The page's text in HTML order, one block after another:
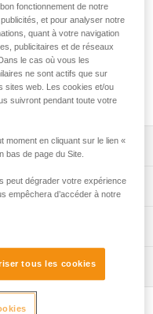
LIQUID favorise
prises en escalade.
la transpiration des
d'efficacité, la
peut être utilisée en
le rocher ou en salle
POWER CRUNCH
liquide
fonctionnement de notre
et pour analyser notre
quant à votre navigation
publicitaires et de réseaux
le cas où vous les
ne sont actifs que sur
sites web. Les cookies et/ou
suivront pendant toute votre
moment en cliquant sur le lien «
bas de page du Site.
peut dégrader votre expérience
empêchera d’accéder à notre
tous les cookies